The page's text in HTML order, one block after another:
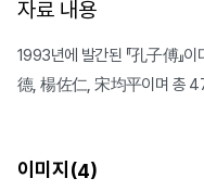
자료 내용
1993년에 발간된 『孔子傅』
德, 楊佐仁, 宋均平이며 총
이미지(4)